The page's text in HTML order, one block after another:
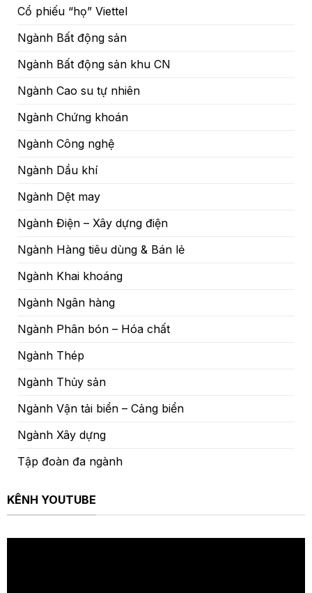
Cổ phiếu “họ” Viettel
Ngành Bất động sản
Ngành Bất động sản khu CN
Ngành Cao su tự nhiên
Ngành Chứng khoán
Ngành Công nghệ
Ngành Dầu khí
Ngành Dệt may
Ngành Điện – Xây dựng điện
Ngành Hàng tiêu dùng & Bán lẻ
Ngành Khai khoáng
Ngành Ngân hàng
Ngành Phân bón – Hóa chất
Ngành Thép
Ngành Thủy sản
Ngành Vận tải biển – Cảng biển
Ngành Xây dựng
Tập đoàn đa ngành
KÊNH YOUTUBE